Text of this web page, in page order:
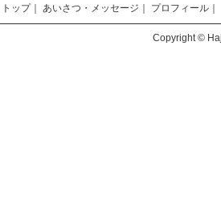
トップ｜ あいさつ・メッセージ プロフィール
Copyright ©